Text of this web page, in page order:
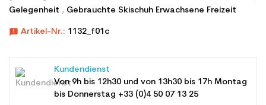
Gelegenheit , Gebrauchte Skischuh Erwachsene Freizeit
announcement Artikel-Nr.: 1132_f01c
Kundendienst
Von 9h bis 12h30 und von 13h30 bis 17h Montag
bis Donnerstag +33 (0)4 50 07 13 25